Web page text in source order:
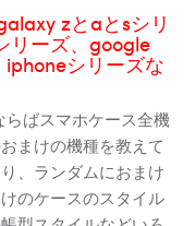
zとaとsシリ
リーズ、google
シリーズな
らばスマホケース全機
まけの機種を教えて
、ランダムにおまけ
のケースのスタイル